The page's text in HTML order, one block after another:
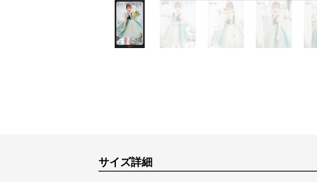
サイズ詳細